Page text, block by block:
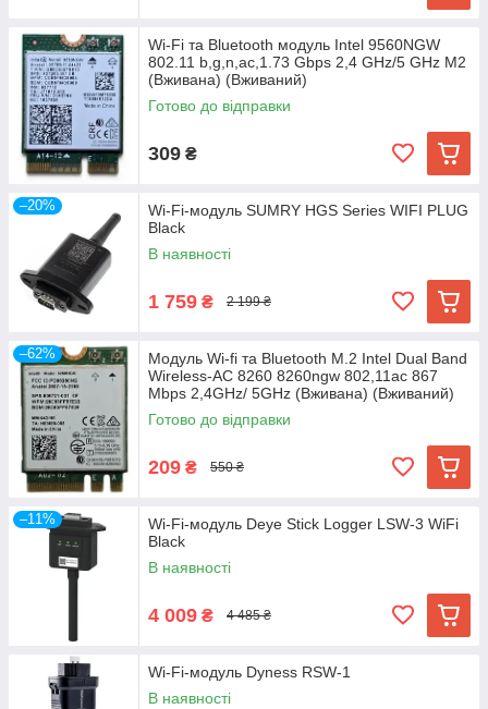
Wi-Fi та Bluetooth модуль Intel 9560NGW
802.11 b,g,n,ac,1.73 Gbps 2,4 GHz/5 GHz M2
(Вживана) (Вживаний)
Готово до відправки
309 ₴
–20%
Wi-Fi-модуль SUMRY HGS Series WIFI PLUG
Black
В наявності
1 759 ₴ 2 199 ₴
–62%
Модуль Wi-fi та Bluetooth M.2 Intel Dual Band
Wireless-AC 8260 8260ngw 802,11ac 867
Mbps 2,4GHz/ 5GHz (Вживана) (Вживаний)
Готово до відправки
209 ₴ 550 ₴
–11%
Wi-Fi-модуль Deye Stick Logger LSW-3 WiFi
Black
В наявності
4 009 ₴ 4 485 ₴
Wi-Fi-модуль Dyness RSW-1
В наявності